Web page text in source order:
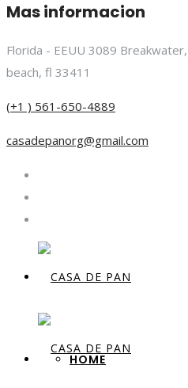
Mas informacion
Florida - EEUU 3089
beach, fl 33411
(+1 ) 561-650-4889
casadepanorg@gmail.com
HOME